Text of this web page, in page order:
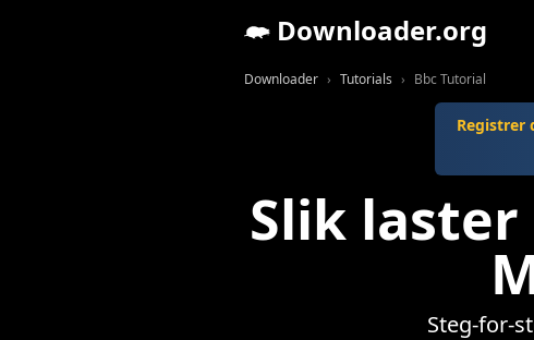
Downloader.org
Downloader Tutorials Bbc Tutorial
Registrer
Slik laster
Steg-for-